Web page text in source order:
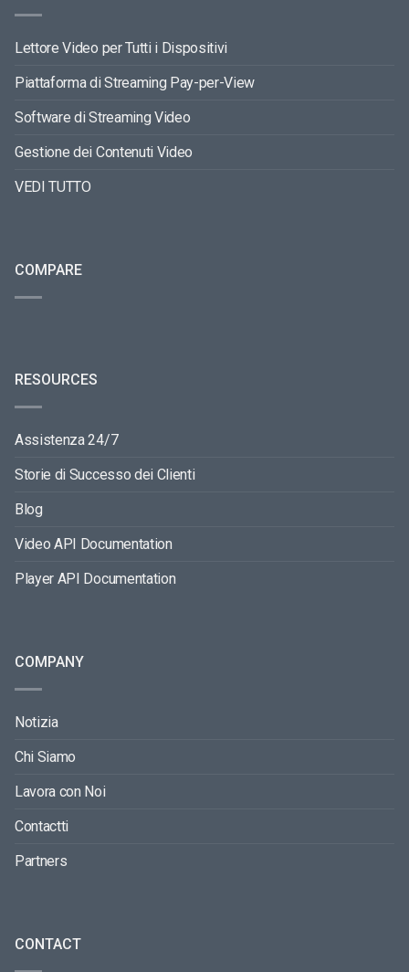
Lettore Video per Tutti i Dispositivi
Piattaforma di Streaming Pay-per-View
Software di Streaming Video
Gestione dei Contenuti Video
VEDI TUTTO
COMPARE
RESOURCES
Assistenza 24/7
Storie di Successo dei Clienti
Blog
Video API Documentation
Player API Documentation
COMPANY
Notizia
Chi Siamo
Lavora con Noi
Contactti
Partners
CONTACT